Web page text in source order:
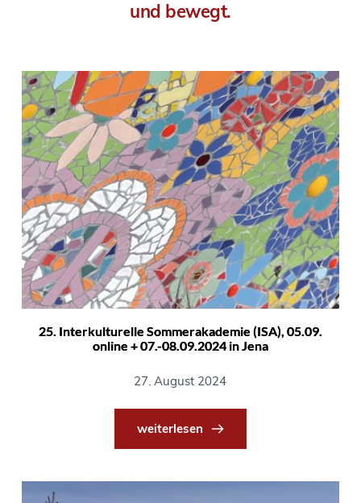
und bewegt.
25. Interkulturelle Sommerakademie (ISA), 05.09.
online + 07.-08.09.2024 in Jena
27. August 2024
weiterlesen